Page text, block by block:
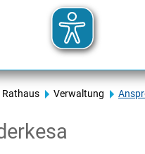
Rathaus Verwaltung